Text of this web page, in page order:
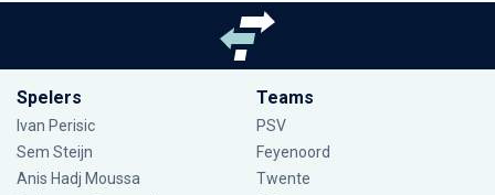
Spelers
Ivan Perisic
Sem Steijn
Anis Hadj Moussa
Teams
PSV
Feyenoord
Twente